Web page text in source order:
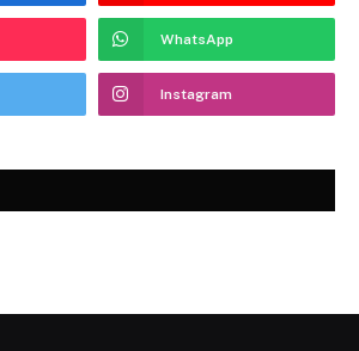
WhatsApp
Instagram